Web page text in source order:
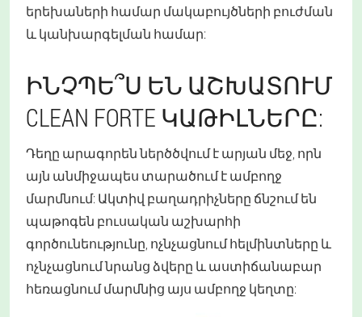
երեխաների համար մակաբույծների բուժման
և կանխարգելման համար:
ԻՆՉՊԵ՞Ս ԵՆ ԱՇԽԱՏՈՒՄ
CLEAN FORTE ԿԱԹԻԼՆԵՐԸ:
Դեղը արագորեն ներծծվում է արյան մեջ, որն
այն անմիջապես տարածում է ամբողջ
մարմնում: Ակտիվ բաղադրիչները ճնշում են
պաթոգեն բուսական աշխարհի
գործունեությունը, ոչնչացնում հելմինտները և
ոչնչացնում նրանց ձվերը և աստիճանաբար
հեռացնում մարմնից այս ամբողջ կեղտը: